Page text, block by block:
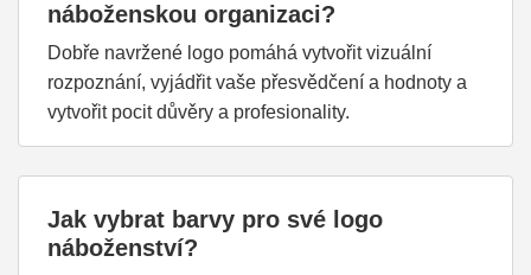
náboženskou organizaci?
Dobře navržené logo pomáhá vytvořit vizuální
rozpoznání, vyjádřit vaše přesvědčení a hodnoty a
vytvořit pocit důvěry a profesionality.
Jak vybrat barvy pro své logo
náboženství?